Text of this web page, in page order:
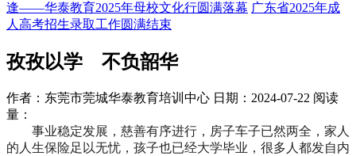
逢——华泰教育2025年母校文化行圆满落幕 广东省2025年成
人高考招生录取工作圆满结束
孜孜以学 不负韶华
作者：东莞市莞城华泰教育培训中心 日期：2024-07-22 阅读
量：
事业稳定发展，慈善有序进行，房子车子已然两全，家人
的人生保险足以无忧，孩子也已经大学毕业，很多人都发自内